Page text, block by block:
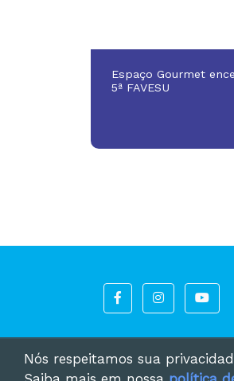
Espaço Gourmet
5ª FAVESU
Nós respeitamos sua